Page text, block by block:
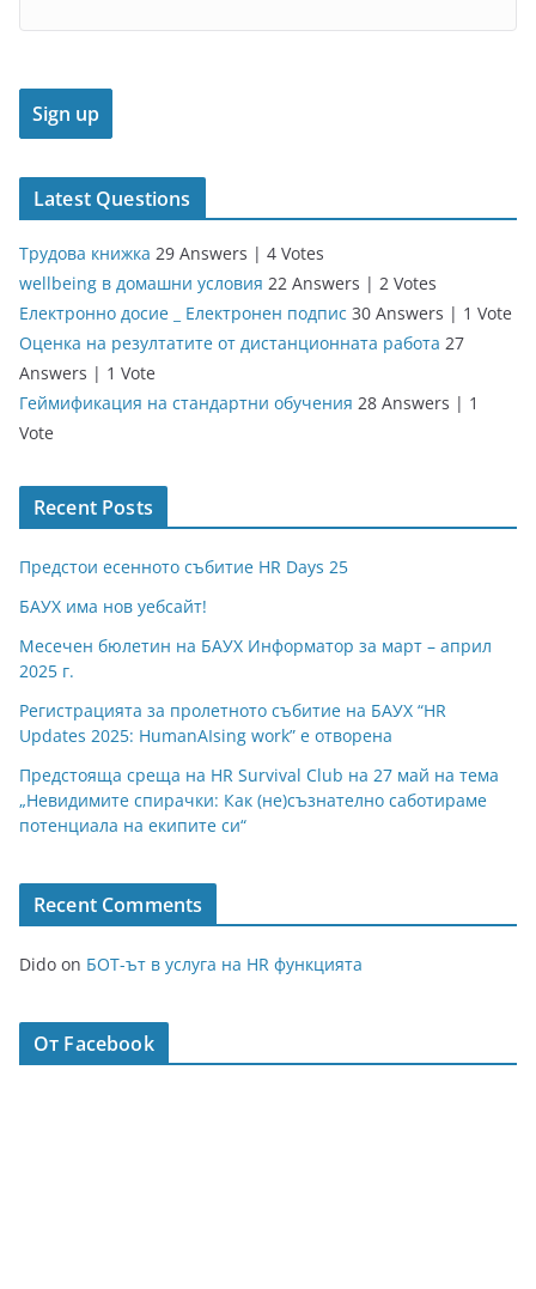
Latest Questions
Трудова книжка 29 Answers | 4 Votes
wellbeing в домашни условия 22 Answers | 2 Votes
Електронно досие _ Електронен подпис 30 Answers | 1 Vote
Оценка на резултатите от дистанционната работа 27
Answers | 1 Vote
Геймификация на стандартни обучения 28 Answers | 1
Vote
Recent Posts
Предстои есенното събитие HR Days 25
БАУХ има нов уебсайт!
Месечен бюлетин на БАУХ Информатор за март – април
2025 г.
Регистрацията за пролетното събитие на БАУХ “HR
Updates 2025: HumanAIsing work” е отворена
Предстояща среща на HR Survival Club на 27 май на тема
„Невидимите спирачки: Как (не)съзнателно саботираме
потенциала на екипите си“
Recent Comments
Dido on БОТ-ът в услуга на HR функцията
От Facebook